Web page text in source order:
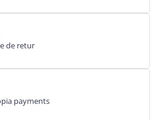
de retur
payments